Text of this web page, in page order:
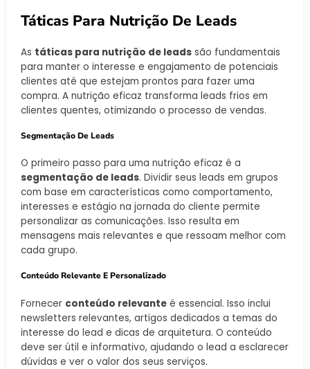
Táticas Para Nutrição De Leads
As táticas para nutrição de leads são fundamentais
para manter o interesse e engajamento de potenciais
clientes até que estejam prontos para fazer uma
compra. A nutrição eficaz transforma leads frios em
clientes quentes, otimizando o processo de vendas.
Segmentação De Leads
O primeiro passo para uma nutrição eficaz é a
segmentação de leads. Dividir seus leads em grupos
com base em características como comportamento,
interesses e estágio na jornada do cliente permite
personalizar as comunicações. Isso resulta em
mensagens mais relevantes e que ressoam melhor com
cada grupo.
Conteúdo Relevante E Personalizado
Fornecer conteúdo relevante é essencial. Isso inclui
newsletters relevantes, artigos dedicados a temas do
interesse do lead e dicas de arquitetura. O conteúdo
deve ser útil e informativo, ajudando o lead a esclarecer
dúvidas e ver o valor dos seus serviços.